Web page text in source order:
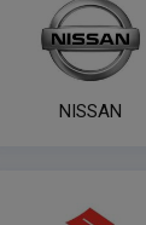
NISSAN